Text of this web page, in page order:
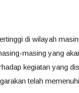
di wilayah
masing yang
kegiatan yang
telah